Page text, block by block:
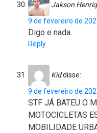
Jakson
9 de fevereiro de
Digo e nada.
Reply
Kiddisse:
9 de fevereiro de
STF JÁ BATEU O
MOTOCICLETAS
MOBILIDADE